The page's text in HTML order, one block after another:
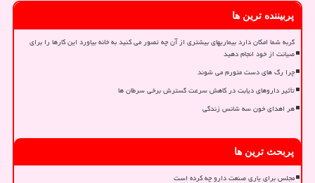
پربیننده ترین ها
گربه شما امکان دارد بیماریهای بیشتری از آن چه تصور می کنید به خانه بیاورد این کارها را برای
صیانت از خود انجام دهید
چرا رگ های دست متورم می شوند
تأثیر داروهای دیابت در کاهش سرعت گسترش برخی سرطان ها
هر اهدای خون سه شانس زندگی
پربحث ترین ها
مجلس برای یاری صنعت دارو چه کرده است